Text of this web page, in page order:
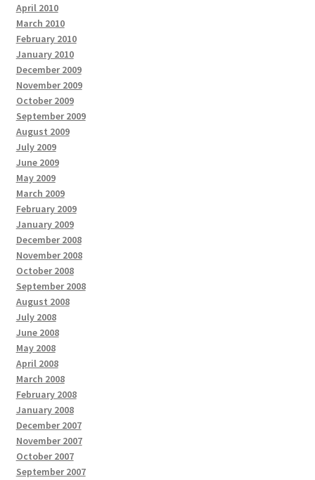
April 2010
March 2010
February 2010
January 2010
December 2009
November 2009
October 2009
September 2009
August 2009
July 2009
June 2009
May 2009
March 2009
February 2009
January 2009
December 2008
November 2008
October 2008
September 2008
August 2008
July 2008
June 2008
May 2008
April 2008
March 2008
February 2008
January 2008
December 2007
November 2007
October 2007
September 2007